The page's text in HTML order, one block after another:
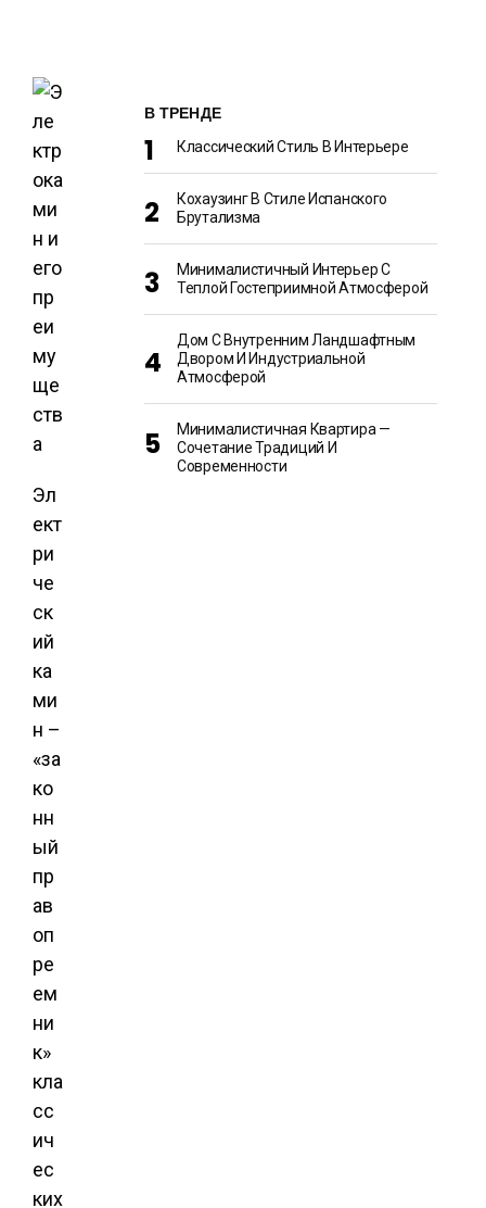
Эл
ект
ри
че
ск
ий
ка
ми
н –
«за
ко
нн
ый
пр
ав
оп
ре
ем
ни
к»
кла
сс
ич
ес
ких
В ТРЕНДЕ
Классический Стиль В Интерьере
Кохаузинг В Стиле Испанского
Брутализма
Минималистичный Интерьер С
Теплой Гостеприимной Атмосферой
Дом С Внутренним Ландшафтным
Двором И Индустриальной
Атмосферой
Минималистичная Квартира —
Сочетание Традиций И
Современности